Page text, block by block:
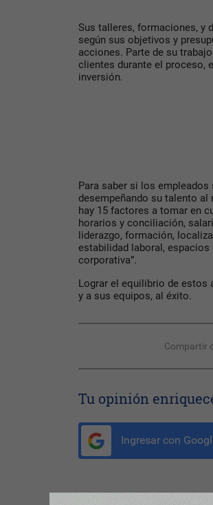
Sus talleres, formaciones, y
según sus objetivos y
acciones. Parte de su
clientes durante el proceso,
inversión.
Para saber si los
desempeñando su talento al
hay 15 factores a tomar en
horarios y conciliación,
liderazgo, formación,
estabilidad laboral, espacios
corporativa”.
Lograr el equilibrio de estos
y a sus equipos, al éxito.
Compartir
Tu opinión
Ingresar con